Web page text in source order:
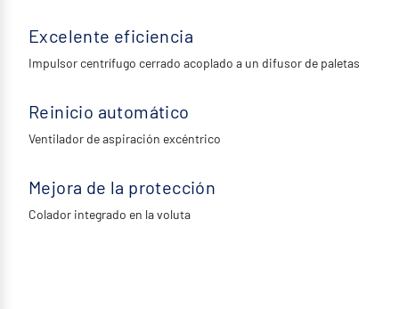
Excelente eficiencia
Impulsor centrífugo cerrado acoplado a un difusor de paletas
Reinicio automático
Ventilador de aspiración excéntrico
Mejora de la protección
Colador integrado en la voluta